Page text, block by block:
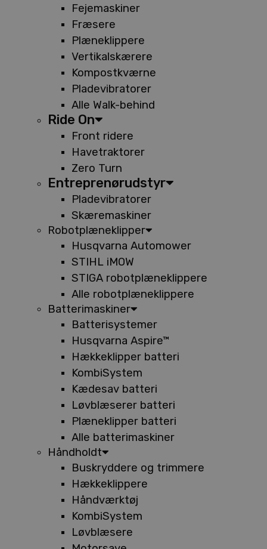
Fejemaskiner
Fræsere
Plæneklippere
Vertikalskærere
Kompostkværne
Pladevibratorer
Alle Walk-behind
Ride On
Front ridere
Havetraktorer
Zero Turn
Entreprenørudstyr
Pladevibratorer
Skæremaskiner
Robotplæneklipper
Husqvarna Automower
STIHL iMOW
STIGA robotplæneklippere
Alle robotplæneklippere
Batterimaskiner
Batterisystemer
Husqvarna Aspire™
Hækkeklipper batteri
KombiSystem
Kædesav batteri
Løvblæserer batteri
Plæneklipper batteri
Alle batterimaskiner
Håndholdt
Buskryddere og trimmere
Hækkeklippere
Håndværktøj
KombiSystem
Løvblæsere